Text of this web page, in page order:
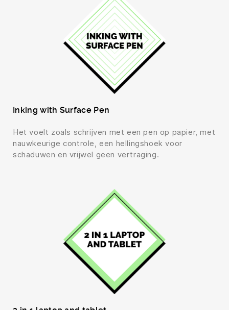
Inking with Surface Pen
Het voelt zoals schrijven met een pen op papier, met
nauwkeurige controle, een hellingshoek voor
schaduwen en vrijwel geen vertraging.